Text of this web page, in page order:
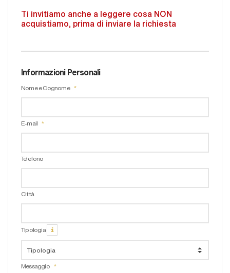
Ti invitiamo anche a leggere cosa NON
acquistiamo, prima di inviare la richiesta
Informazioni Personali
Nome e Cognome
E-mail
Telefono
Città
Tipologia
Messaggio